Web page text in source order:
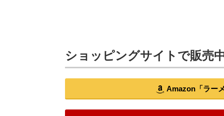
ショッピングサイトで販売
Amazon「ラー